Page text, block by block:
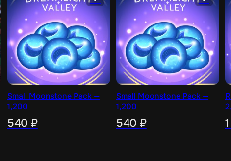
Small Moonstone Pack —
1,200
540 ₽
Small Moonstone Pack —
1,200
540 ₽